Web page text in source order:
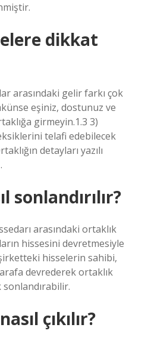
dikkat
arasındaki gelir farkı çok
eşiniz, dostunuz ve
girmeyin.1.3 3)
telafi edebilecek
detayları yazılı
sonlandırılır?
arasındaki ortaklık
hissesini devretmesiyle
hisselerin sahibi,
devrederek ortaklık
çıkılır?